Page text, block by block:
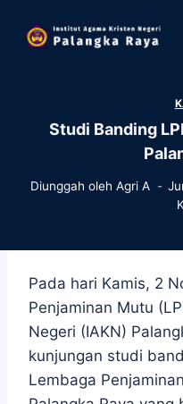
Studi Banding
Diunggah oleh Agri A
Pada hari Kamis, 2
Penjaminan Mutu
Negeri (IAKN)
kunjungan studi
Lembaga